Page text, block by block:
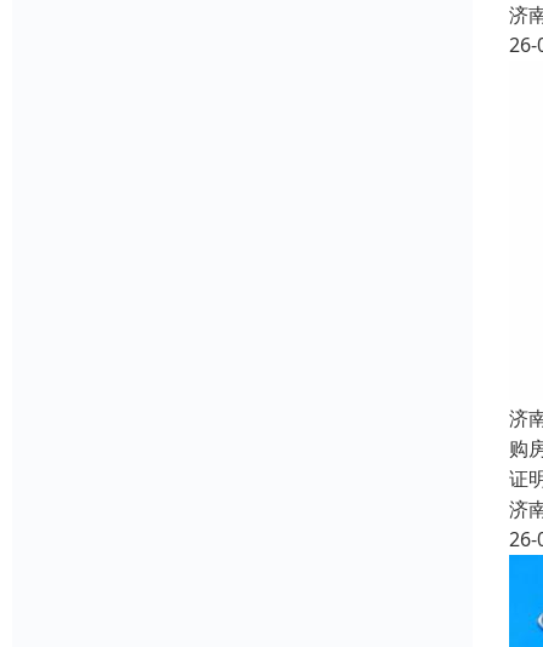
济
26-
济
购
证
济
26-